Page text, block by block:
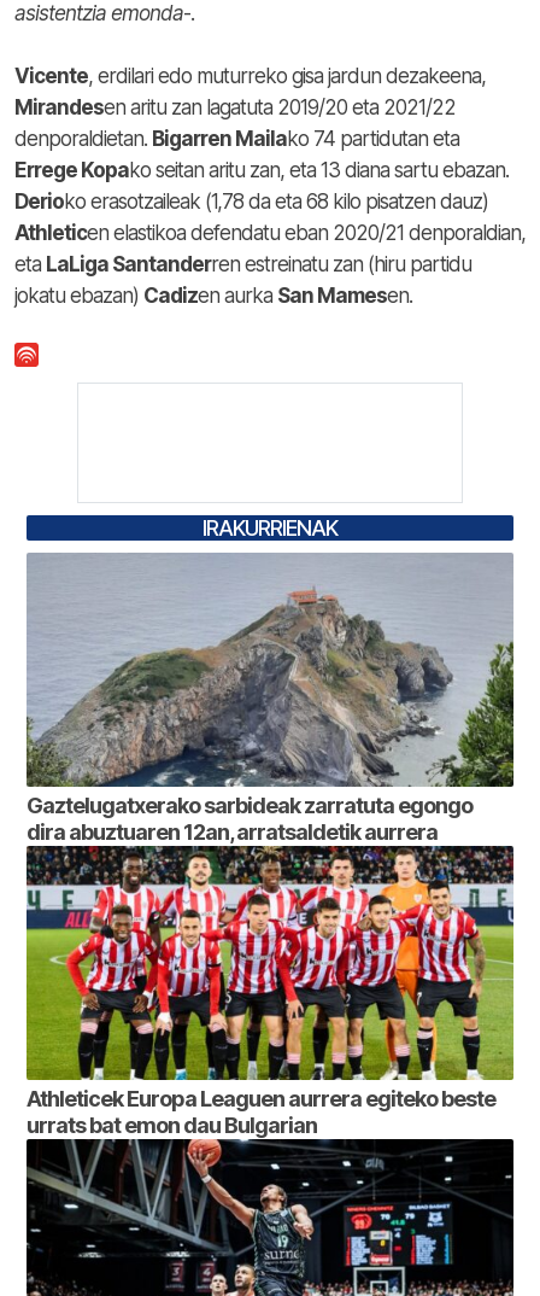
asistentzia emonda-.
Vicente, erdilari edo muturreko gisa jardun dezakeena,
Mirandesen aritu zan lagatuta 2019/20 eta 2021/22
denporaldietan. Bigarren Mailako 74 partidutan eta
Errege Kopako seitan aritu zan, eta 13 diana sartu ebazan.
Derioko erasotzaileak (1,78 da eta 68 kilo pisatzen dauz)
Athleticen elastikoa defendatu eban 2020/21 denporaldian,
eta LaLiga Santanderren estreinatu zan (hiru partidu
jokatu ebazan) Cadizen aurka San Mamesen.
IRAKURRIENAK
Gaztelugatxerako sarbideak zarratuta egongo
dira abuztuaren 12an, arratsaldetik aurrera
Athleticek Europa Leaguen aurrera egiteko beste
urrats bat emon dau Bulgarian